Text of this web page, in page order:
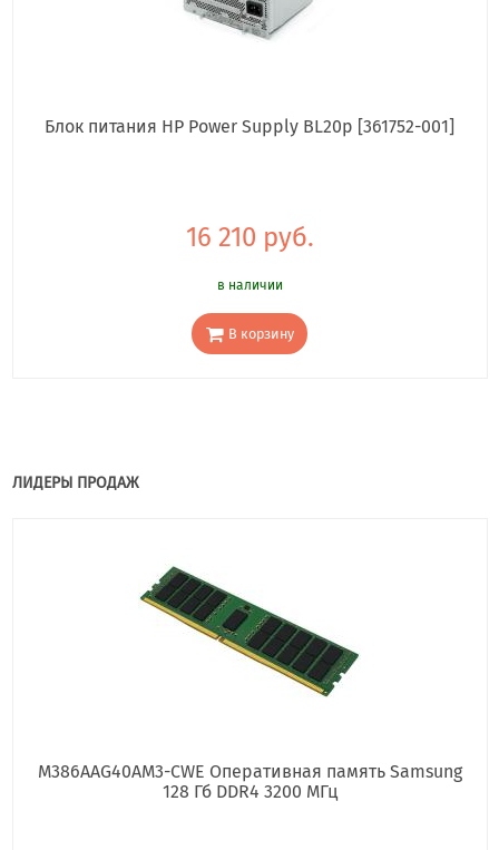
Блок питания HP Power Supply BL20p [361752-001]
16 210 руб.
в наличии
В корзину
ЛИДЕРЫ ПРОДАЖ
M386AAG40AM3-CWE Оперативная память Samsung
128 Гб DDR4 3200 МГц